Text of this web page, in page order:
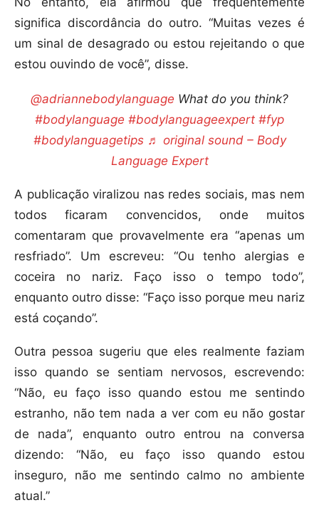
significa discordância do outro. “Muitas vezes é
um sinal de desagrado ou estou rejeitando o que
estou ouvindo de você”, disse.
@adriannebodylanguage What do you think?
#bodylanguage #bodylanguageexpert #fyp
#bodylanguagetips ♬ original sound – Body
Language Expert
A publicação viralizou nas redes sociais, mas nem
todos ficaram convencidos, onde muitos
comentaram que provavelmente era “apenas um
resfriado”. Um escreveu: “Ou tenho alergias e
coceira no nariz. Faço isso o tempo todo”,
enquanto outro disse: “Faço isso porque meu nariz
está coçando”.
Outra pessoa sugeriu que eles realmente faziam
isso quando se sentiam nervosos, escrevendo:
“Não, eu faço isso quando estou me sentindo
estranho, não tem nada a ver com eu não gostar
de nada”, enquanto outro entrou na conversa
dizendo: “Não, eu faço isso quando estou
inseguro, não me sentindo calmo no ambiente
atual.”